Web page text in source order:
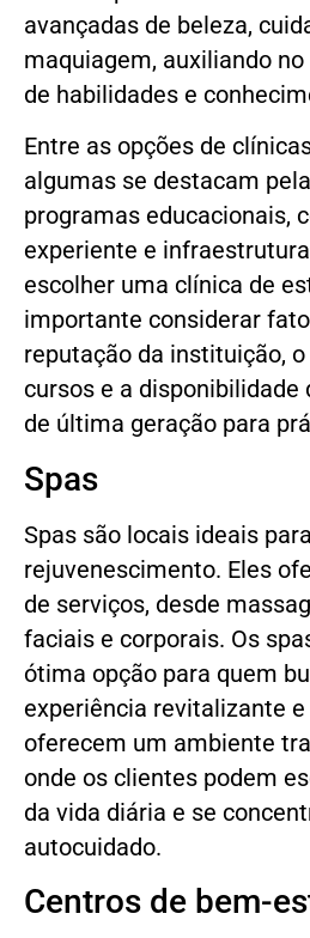
avançadas de beleza,
maquiagem, auxiliando
de habilidades e
Entre as opções de
algumas se destacam
programas educacionais,
experiente e
escolher uma clínica de
importante considerar
reputação da instituição,
cursos e a disponibilidade
de última geração para
Spas
Spas são locais ideais
rejuvenescimento. Eles
de serviços, desde
faciais e corporais. Os
ótima opção para quem
experiência revitalizante e
oferecem um ambiente
onde os clientes podem
da vida diária e se
autocuidado.
Centros de bem-